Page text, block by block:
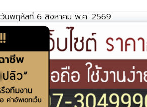
วันพฤหัสที่ 6 สิงหาคม พ.ศ. 2569